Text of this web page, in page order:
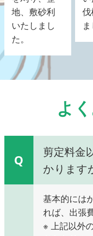
地、敷砂利
いたしまし
た。
伐
よ
Q
剪定料金
かります
基本的には
れば、出張
※ 上記以外